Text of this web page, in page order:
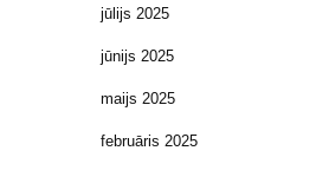
jūlijs 2025
jūnijs 2025
maijs 2025
februāris 2025